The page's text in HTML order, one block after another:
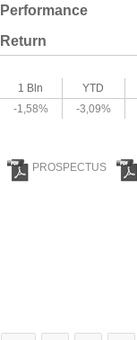
Performance
Return
1 Bln YTD
-1,58%
-3,09%
PROSPECTUS